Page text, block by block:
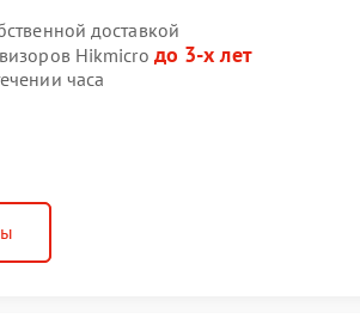
доставкой
Hikmicro до 3-х лет
часа